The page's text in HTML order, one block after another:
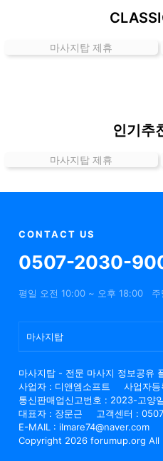
는
할
정
마사지탑 제휴
인기추
마사지탑 제휴
CONTACT US
0507-2030-
평일 오전 10:00 ~ 오후 18:00
마사지탑
마사지탑 - 전문 마사지 정보공유
사업자 : 디앤엠소프트
사업자
통신판매업신고번호 : 2023-고양
대표자 : 장문근
고객센터 :
E-MAIL : ilmare74@naver.com
Copyright 2026 forumup.org All